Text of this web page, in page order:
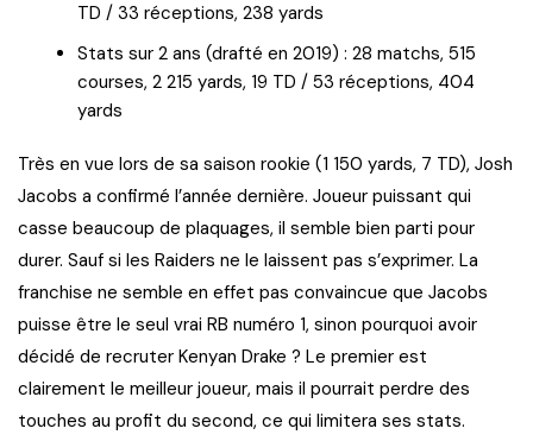
TD / 33 réceptions, 238 yards
Stats sur 2 ans (drafté en 2019) : 28 matchs, 515
courses, 2 215 yards, 19 TD / 53 réceptions, 404
yards
Très en vue lors de sa saison rookie (1 150 yards, 7 TD), Josh
Jacobs a confirmé l’année dernière. Joueur puissant qui
casse beaucoup de plaquages, il semble bien parti pour
durer. Sauf si les Raiders ne le laissent pas s’exprimer. La
franchise ne semble en effet pas convaincue que Jacobs
puisse être le seul vrai RB numéro 1, sinon pourquoi avoir
décidé de recruter Kenyan Drake ? Le premier est
clairement le meilleur joueur, mais il pourrait perdre des
touches au profit du second, ce qui limitera ses stats.